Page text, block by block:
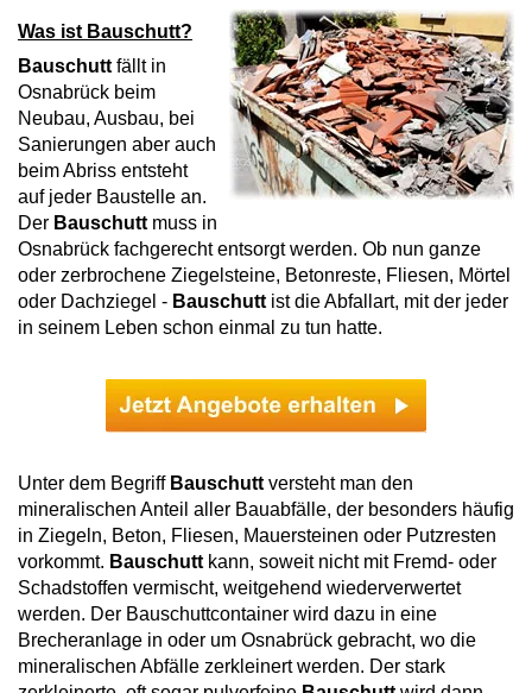
Was ist Bauschutt?
Bauschutt fällt in
Osnabrück beim
Neubau, Ausbau, bei
Sanierungen aber auch
beim Abriss entsteht
auf jeder Baustelle an.
Der Bauschutt muss in
Osnabrück fachgerecht entsorgt werden. Ob nun ganze
oder zerbrochene Ziegelsteine, Betonreste, Fliesen, Mörtel
oder Dachziegel - Bauschutt ist die Abfallart, mit der jeder
in seinem Leben schon einmal zu tun hatte.
Unter dem Begriff Bauschutt versteht man den
mineralischen Anteil aller Bauabfälle, der besonders häufig
in Ziegeln, Beton, Fliesen, Mauersteinen oder Putzresten
vorkommt. Bauschutt kann, soweit nicht mit Fremd- oder
Schadstoffen vermischt, weitgehend wiederverwertet
werden. Der Bauschuttcontainer wird dazu in eine
Brecheranlage in oder um Osnabrück gebracht, wo die
mineralischen Abfälle zerkleinert werden. Der stark